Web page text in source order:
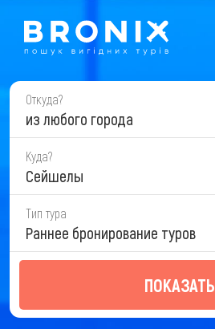
Откуда?
из любого города
Куда?
Сейшелы
Тип тура
Раннее бронирование туров
ПОКАЗАТЬ